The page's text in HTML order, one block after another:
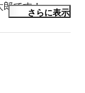
郎です！
ますか？
ります！
さらに表示